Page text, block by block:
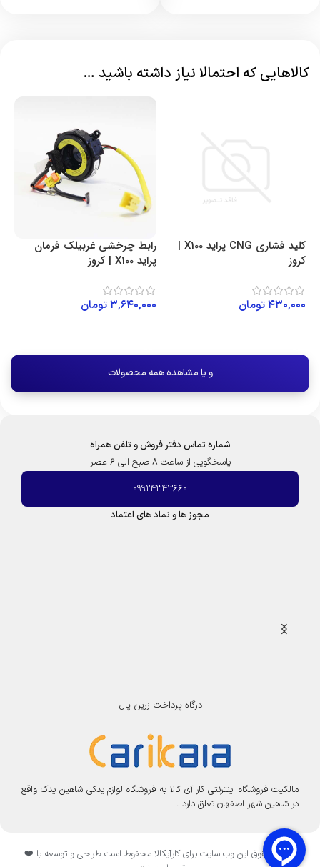
کالاهایی که احتمالا نیاز داشته باشید …
کلید فشاری CNG پراید X100 |
کروز
۴۳۰,۰۰۰تومان
رابط چرخشی غربیلک فرمان
پراید X100 | کروز
۳,۶۴۰,۰۰۰تومان
و یا مشاهده همه محصولات
شماره تماس دفتر فروش و تلفن همراه
پاسخگویی از ساعت 8 صبح الی 6 عصر
09924343660
مجوز ها و نماد های اعتماد
درگاه پرداخت زرین پال
مالکیت فروشگاه اینترنتی کار آی کالا به فروشگاه لوازم یدکی شاهین یدک واقع
در شاهین شهر اصفهان تعلق دارد .
تمامی حقوق این وب سایت برای کارآیکالا محفوظ است طراحی و توسعه با ❤️